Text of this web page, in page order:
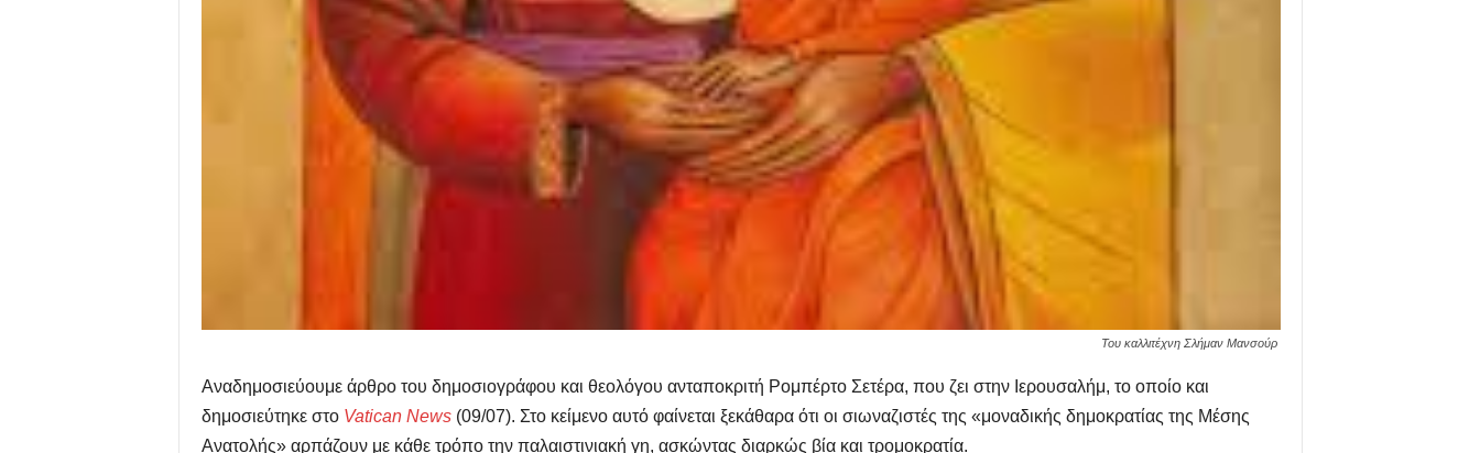
Του καλλιτέχνη Σλήμαν Μανσούρ
Αναδημοσιεύουμε άρθρο του δημοσιογράφου και θεολόγου ανταποκριτή Ρομπέρτο Σετέρα, που ζει στην Ιερουσαλήμ, το οποίο και
δημοσιεύτηκε στο Vatican News(09/07). Στο κείμενο αυτό φαίνεται ξεκάθαρα ότι οι σιωναζιστές της «μοναδικής δημοκρατίας της Μέσης
Ανατολής» αρπάζουν με κάθε τρόπο την παλαιστινιακή γη, ασκώντας διαρκώς βία και τρομοκρατία.